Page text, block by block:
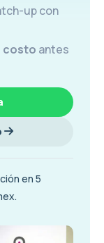
up con
costo antes
en 5